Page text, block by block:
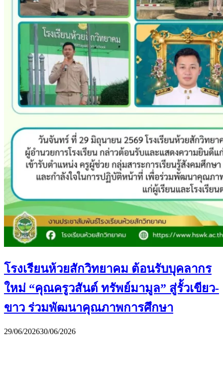
โรงเรียนห้วยสักวิทยาคม ต้อนรับบุคลากร
ใหม่ “คุณครูวสันต์ ทรัพย์มามูล” สู่รั้วเขียว-
ขาว ร่วมพัฒนาคุณภาพการศึกษา
29/06/202630/06/2026